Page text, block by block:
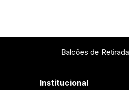
Balcões de Retirada
Institucional